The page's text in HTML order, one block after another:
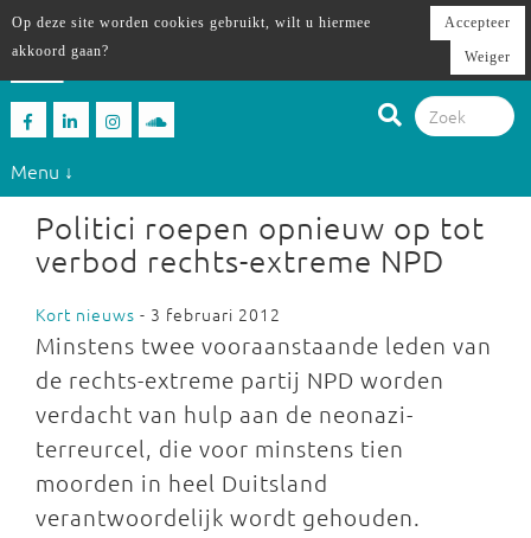
Menu ↓
Politici roepen opnieuw op tot
verbod rechts-extreme NPD
Kort nieuws - 3 februari 2012
Minstens twee vooraanstaande leden van
de rechts-extreme partij NPD worden
verdacht van hulp aan de neonazi-
terreurcel, die voor minstens tien
moorden in heel Duitsland
verantwoordelijk wordt gehouden.
Op deze site worden cookies gebruikt, wilt u hiermee
akkoord gaan?
Accepteer
Weiger